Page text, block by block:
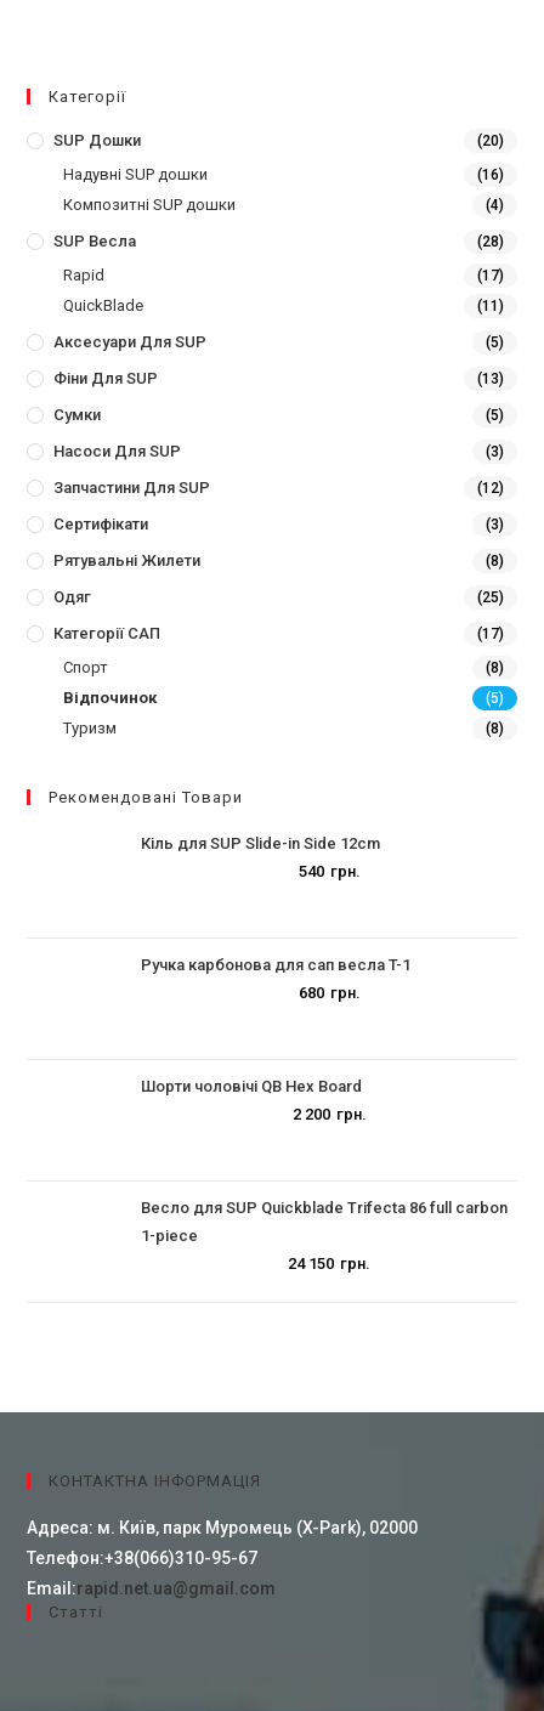
Категорії
SUP Дошки (20)
Надувні SUP дошки (16)
Композитні SUP дошки (4)
SUP Весла (28)
Rapid (17)
QuickBlade (11)
Аксесуари Для SUP (5)
Фіни Для SUP (13)
Сумки (5)
Насоси Для SUP (3)
Запчастини Для SUP (12)
Сертифікати (3)
Рятувальні Жилети (8)
Одяг (25)
Категорії САП (17)
Спорт (8)
Відпочинок (5)
Туризм (8)
Рекомендовані Товари
Кіль для SUP Slide-in Side 12cm
грн.
540
Ручка карбонова для сап весла T-1
грн.
680
Шорти чоловічі QB Hex Board
грн.
2 200
Весло для SUP Quickblade Trifecta 86 full carbon
1-piece
грн.
24 150
КОНТАКТНА ІНФОРМАЦІЯ
Адреса: м. Київ, парк Муромець (X-Park), 02000
Телефон:+38(066)310-95-67
Email:rapid.net.ua@gmail.com
Cтатті